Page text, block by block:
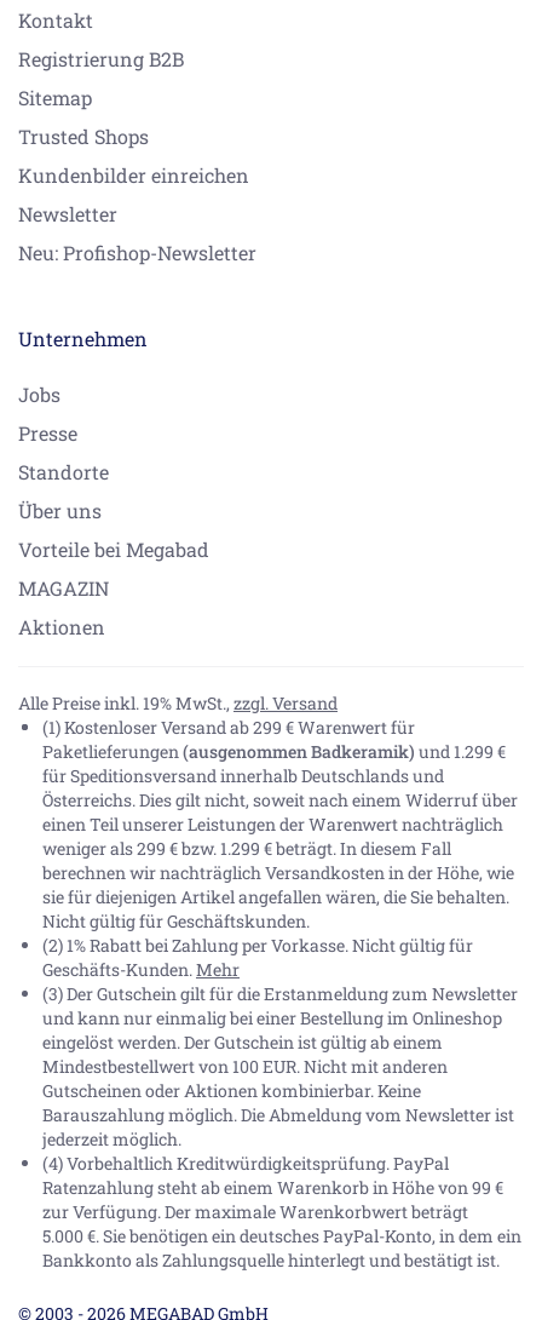
Kontakt
Registrierung B2B
Sitemap
Trusted Shops
Kundenbilder einreichen
Newsletter
Neu: Profishop-Newsletter
Unternehmen
Jobs
Presse
Standorte
Über uns
Vorteile bei Megabad
MAGAZIN
Aktionen
Alle Preise inkl. 19% MwSt., zzgl. Versand
(1) Kostenloser Versand ab 299 € Warenwert für
Paketlieferungen(ausgenommen Badkeramik) und 1.299 €
für Speditionsversand innerhalb Deutschlands und
Österreichs. Dies gilt nicht, soweit nach einem Widerruf über
einen Teil unserer Leistungen der Warenwert nachträglich
weniger als 299 € bzw. 1.299 € beträgt. In diesem Fall
berechnen wir nachträglich Versandkosten in der Höhe, wie
sie für diejenigen Artikel angefallen wären, die Sie behalten.
Nicht gültig für Geschäftskunden.
(2) 1% Rabatt bei Zahlung per Vorkasse. Nicht gültig für
Geschäfts-Kunden.Mehr
(3) Der Gutschein gilt für die Erstanmeldung zum Newsletter
und kann nur einmalig bei einer Bestellung im Onlineshop
eingelöst werden. Der Gutschein ist gültig ab einem
Mindestbestellwert von 100 EUR. Nicht mit anderen
Gutscheinen oder Aktionen kombinierbar. Keine
Barauszahlung möglich. Die Abmeldung vom Newsletter ist
jederzeit möglich.
(4) Vorbehaltlich Kreditwürdigkeitsprüfung. PayPal
Ratenzahlung steht ab einem Warenkorb in Höhe von99 €
zur Verfügung. Der maximale Warenkorbwert beträgt
5.000 €. Sie benötigen ein deutsches PayPal-Konto, in dem ein
Bankkonto als Zahlungsquelle hinterlegt und bestätigt ist.
© 2003 - 2026 MEGABAD GmbH